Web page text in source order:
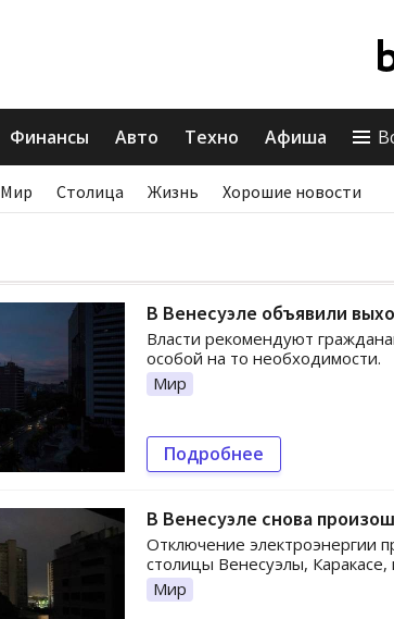
Финансы Авто Техно Афиша
Мир Столица Жизнь Хорошие новости
В Венесуэле объявили
Власти рекомендуют
особой на то необходимости.
Мир
Подробнее
В Венесуэле снова
Отключение электроэнергии
столицы Венесуэлы,
Мир